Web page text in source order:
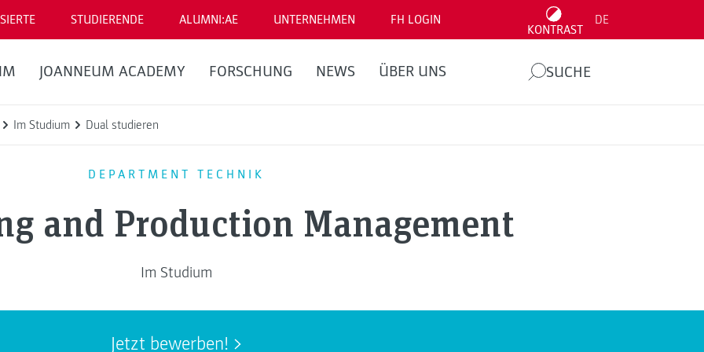
STUDIERENDE ALUMNI:AE UNTERNEHMEN FH LOGIN
KONTRAST
DE
JOANNEUM ACADEMY FORSCHUNG NEWS ÜBER UNS SUCHE
Im Studium Dual studieren
DEPARTMENT TECHNIK
and Production Management
Im Studium
Jetzt bewerben!